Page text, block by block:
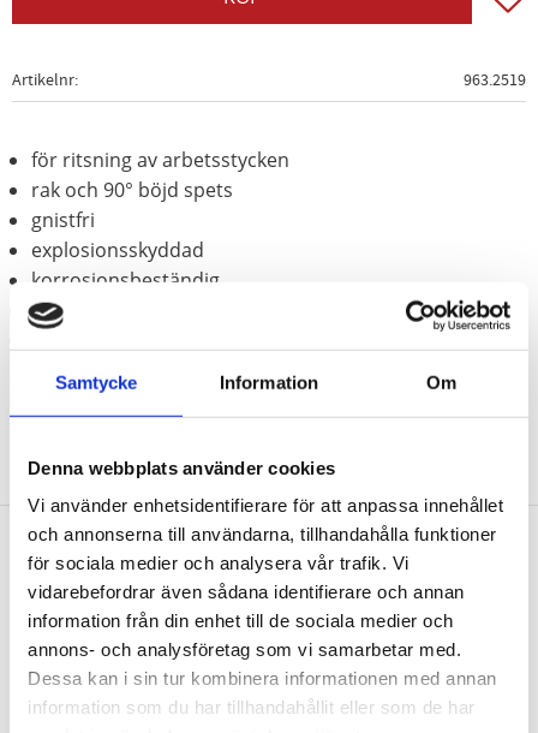
Samtycke Information Om
Denna webbplats använder cookies
Vi använder enhetsidentifierare för att anpassa innehållet
och annonserna till användarna, tillhandahålla funktioner
för sociala medier och analysera vår trafik. Vi
vidarebefordrar även sådana identifierare och annan
information från din enhet till de sociala medier och
annons- och analysföretag som vi samarbetar med.
Dessa kan i sin tur kombinera informationen med annan
information som du har tillhandahållit eller som de har
Artikelnr 963.2519
för ritsning av arbetsstycken
rak och 90° böjd spets
gnistfri
explosionsskyddad
korrosionsbeständig
slittålig
Nyhetsbrev
PRENUMERERA